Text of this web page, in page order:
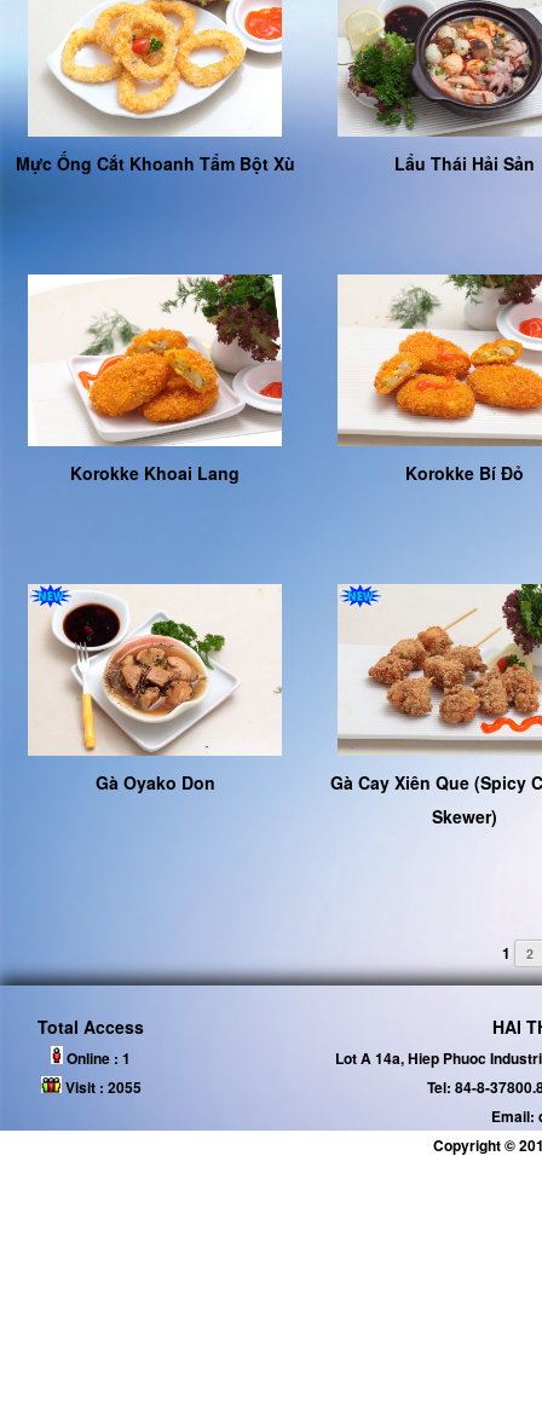
Mực Ống Cắt Khoanh Tẩm Bột Xù Lẩu Thái Hải Sản
Korokke Khoai Lang Korokke Bí Đỏ
Gà Oyako Don
Gà Cay Xiên Que (spicy
Skewer)
1 2
Total Access
Online : 1
Visit : 2055
HAI
Lot A 14a, Hiep Phuoc
Tel: 84-8-
Email:
Copyright ©